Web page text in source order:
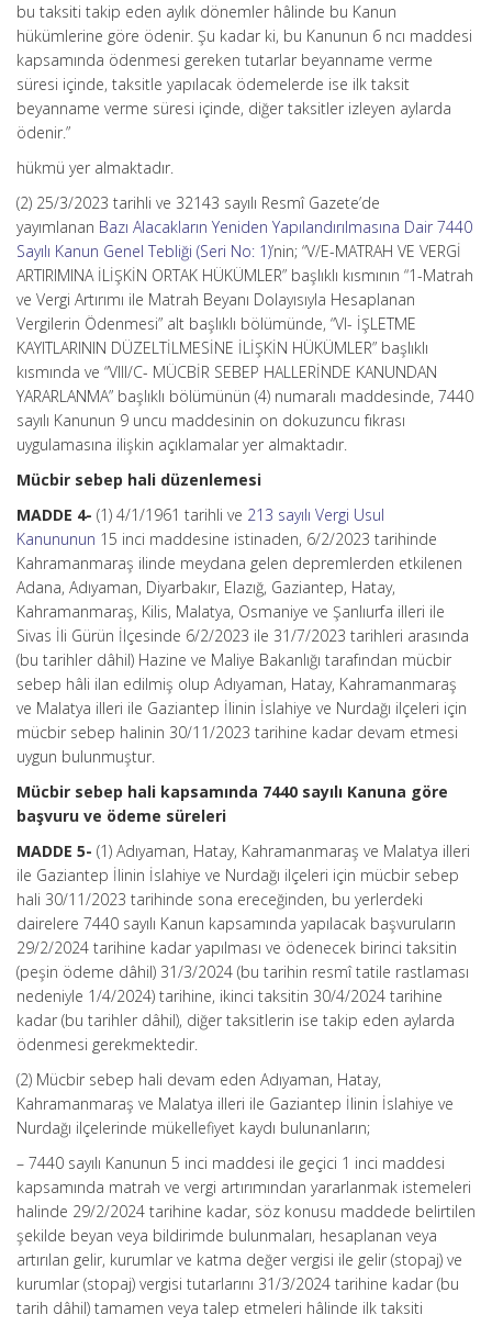
bu taksiti takip eden aylık dönemler hâlinde bu Kanun
hükümlerine göre ödenir. Şu kadar ki, bu Kanunun 6 ncı maddesi
kapsamında ödenmesi gereken tutarlar beyanname verme
süresi içinde, taksitle yapılacak ödemelerde ise ilk taksit
beyanname verme süresi içinde, diğer taksitler izleyen aylarda
ödenir.”
hükmü yer almaktadır.
(2) 25/3/2023 tarihli ve 32143 sayılı Resmî Gazete’de
yayımlanan Bazı Alacakların Yeniden Yapılandırılmasına Dair 7440
Sayılı Kanun Genel Tebliği (Seri No: 1)’nin; “V/E-MATRAH VE VERGİ
ARTIRIMINA İLİŞKİN ORTAK HÜKÜMLER” başlıklı kısmının “1-Matrah
ve Vergi Artırımı ile Matrah Beyanı Dolayısıyla Hesaplanan
Vergilerin Ödenmesi” alt başlıklı bölümünde, “VI- İŞLETME
KAYITLARININ DÜZELTİLMESİNE İLİŞKİN HÜKÜMLER” başlıklı
kısmında ve “VIII/C- MÜCBİR SEBEP HALLERİNDE KANUNDAN
YARARLANMA” başlıklı bölümünün (4) numaralı maddesinde, 7440
sayılı Kanunun 9 uncu maddesinin on dokuzuncu fıkrası
uygulamasına ilişkin açıklamalar yer almaktadır.
Mücbir sebep hali düzenlemesi
MADDE 4- (1) 4/1/1961 tarihli ve 213 sayılı Vergi Usul
Kanununun 15 inci maddesine istinaden, 6/2/2023 tarihinde
Kahramanmaraş ilinde meydana gelen depremlerden etkilenen
Adana, Adıyaman, Diyarbakır, Elazığ, Gaziantep, Hatay,
Kahramanmaraş, Kilis, Malatya, Osmaniye ve Şanlıurfa illeri ile
Sivas İli Gürün İlçesinde 6/2/2023 ile 31/7/2023 tarihleri arasında
(bu tarihler dâhil) Hazine ve Maliye Bakanlığı tarafından mücbir
sebep hâli ilan edilmiş olup Adıyaman, Hatay, Kahramanmaraş
ve Malatya illeri ile Gaziantep İlinin İslahiye ve Nurdağı ilçeleri için
mücbir sebep halinin 30/11/2023 tarihine kadar devam etmesi
uygun bulunmuştur.
Mücbir sebep hali kapsamında 7440 sayılı Kanuna göre
başvuru ve ödeme süreleri
MADDE 5- (1) Adıyaman, Hatay, Kahramanmaraş ve Malatya illeri
ile Gaziantep İlinin İslahiye ve Nurdağı ilçeleri için mücbir sebep
hali 30/11/2023 tarihinde sona ereceğinden, bu yerlerdeki
dairelere 7440 sayılı Kanun kapsamında yapılacak başvuruların
29/2/2024 tarihine kadar yapılması ve ödenecek birinci taksitin
(peşin ödeme dâhil) 31/3/2024 (bu tarihin resmî tatile rastlaması
nedeniyle 1/4/2024) tarihine, ikinci taksitin 30/4/2024 tarihine
kadar (bu tarihler dâhil), diğer taksitlerin ise takip eden aylarda
ödenmesi gerekmektedir.
(2) Mücbir sebep hali devam eden Adıyaman, Hatay,
Kahramanmaraş ve Malatya illeri ile Gaziantep İlinin İslahiye ve
Nurdağı ilçelerinde mükellefiyet kaydı bulunanların;
– 7440 sayılı Kanunun 5 inci maddesi ile geçici 1 inci maddesi
kapsamında matrah ve vergi artırımından yararlanmak istemeleri
halinde 29/2/2024 tarihine kadar, söz konusu maddede belirtilen
şekilde beyan veya bildirimde bulunmaları, hesaplanan veya
artırılan gelir, kurumlar ve katma değer vergisi ile gelir (stopaj) ve
kurumlar (stopaj) vergisi tutarlarını 31/3/2024 tarihine kadar (bu
tarih dâhil) tamamen veya talep etmeleri hâlinde ilk taksiti